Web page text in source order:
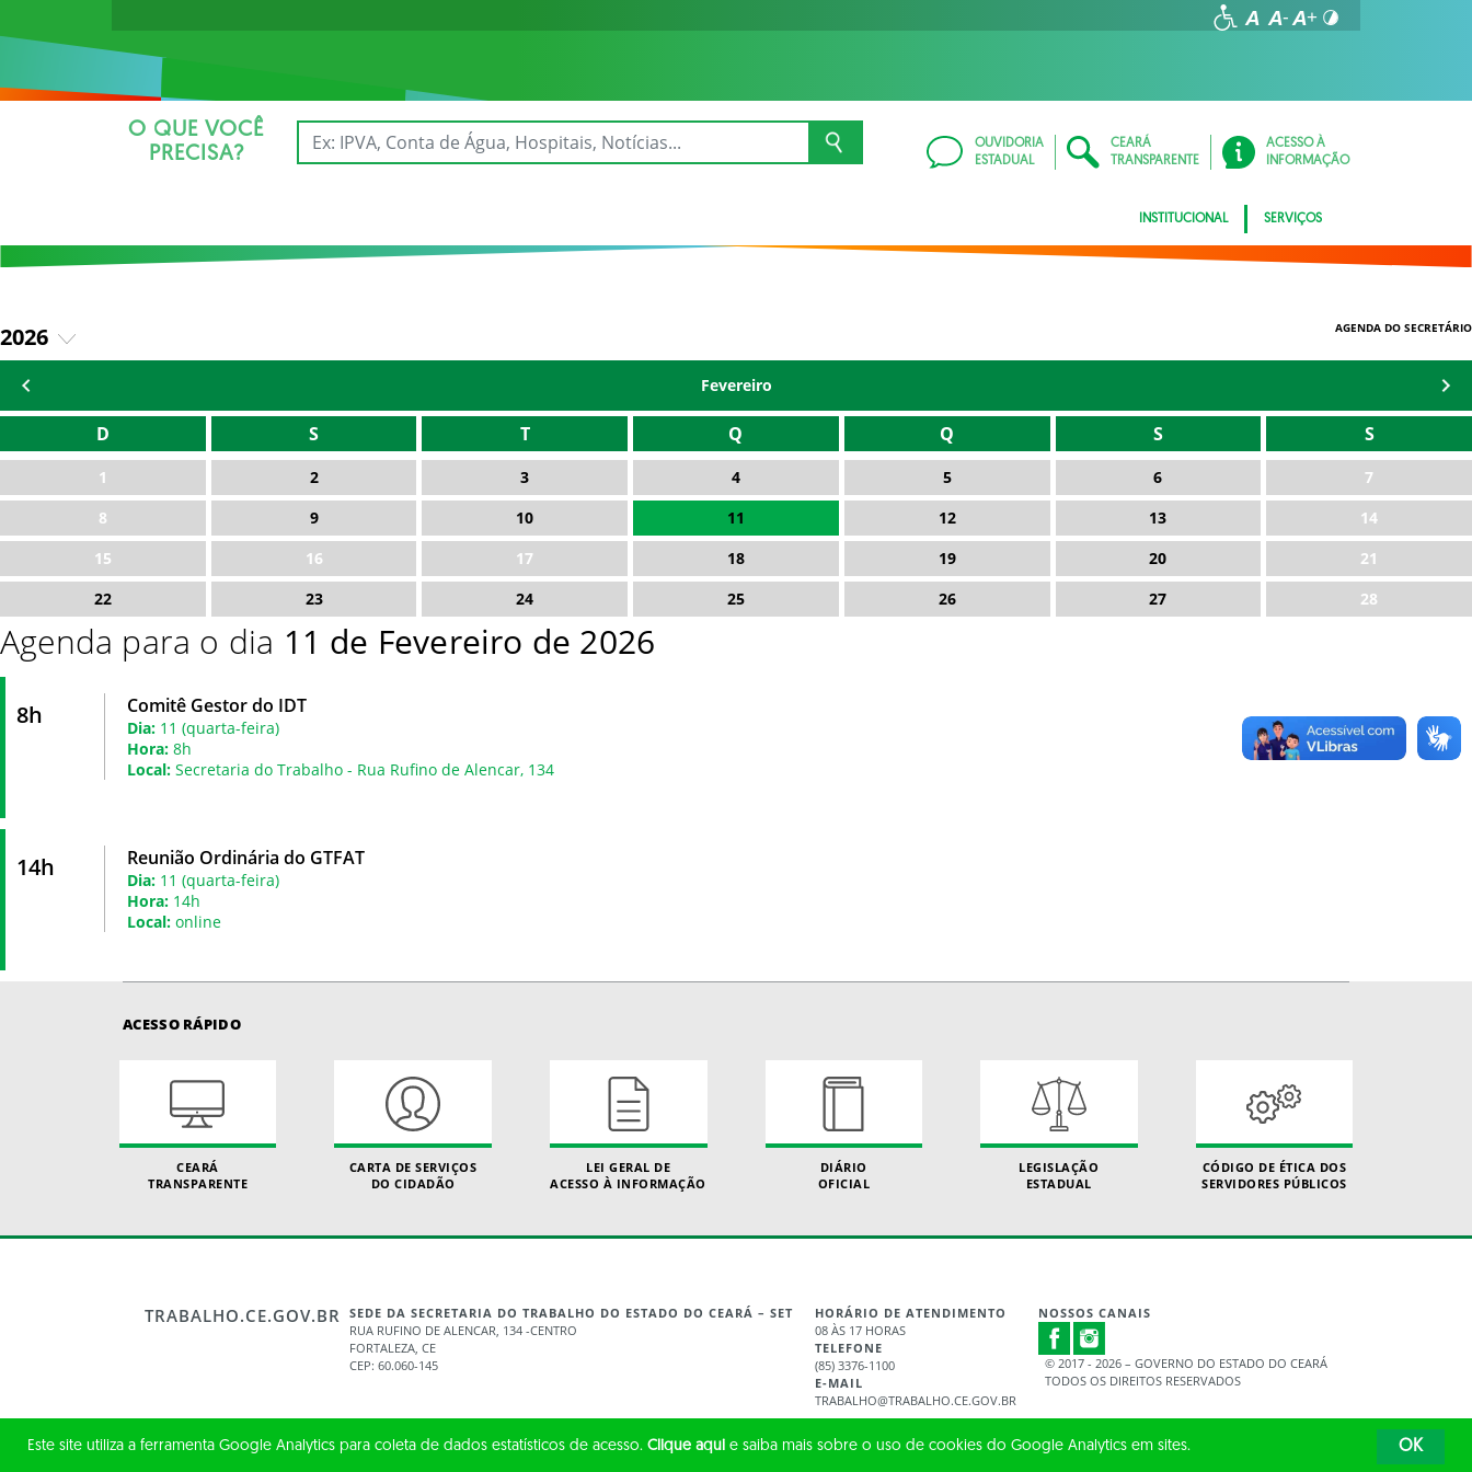
O QUE VOCÊ
PRECISA?
OUVIDORIA
ESTADUAL
CEARÁ
TRANSPARENTE
ACESSO À
INFORMAÇÃO
INSTITUCIONAL SERVIÇOS
2026
2025
AGENDA DO SECRETÁRIO
Fevereiro
D S T Q Q S S
1 2 3 4 5 6
7
8
9 10 11 12 13
14
15
16 17 18 19 20
21
22
23 24 25 26 27 28
Agenda para o dia 11 de Fevereiro de 2026
8h Comitê Gestor do IDT
Dia: 11 (quarta-feira)
Hora: 8h
Local: Secretaria do Trabalho - Rua Rufino de Alencar, 134
14h Reunião Ordinária do GTFAT
Dia: 11 (quarta-feira)
Hora: 14h
Local: online
ACESSO RÁPIDO
CEARÁ
TRANSPARENTE
CARTA DE SERVIÇOS
DO CIDADÃO
LEI GERAL DE
ACESSO À INFORMAÇÃO
DIÁRIO
OFICIAL
LEGISLAÇÃO
ESTADUAL
CÓDIGO DE ÉTICA DOS
SERVIDORES PÚBLICOS
TRABALHO.CE.GOV.BR SEDE DA SECRETARIA DO TRABALHO DO ESTADO DO CEARÁ – SET
RUA RUFINO DE ALENCAR, 134 -CENTRO
FORTALEZA, CE
CEP: 60.060-145
HORÁRIO DE ATENDIMENTO
08 ÀS 17 HORAS
TELEFONE
(85) 3376-1100
E-MAIL
TRABALHO@TRABALHO.CE.GOV.BR
NOSSOS CANAIS
© 2017 - 2026 – GOVERNO DO ESTADO DO CEARÁ
TODOS OS DIREITOS RESERVADOS
Este site utiliza a ferramenta Google Analytics para coleta de dados estatísticos de acesso. Clique aqui e saiba mais sobre o uso de cookies do Google Analytics em sites. OK